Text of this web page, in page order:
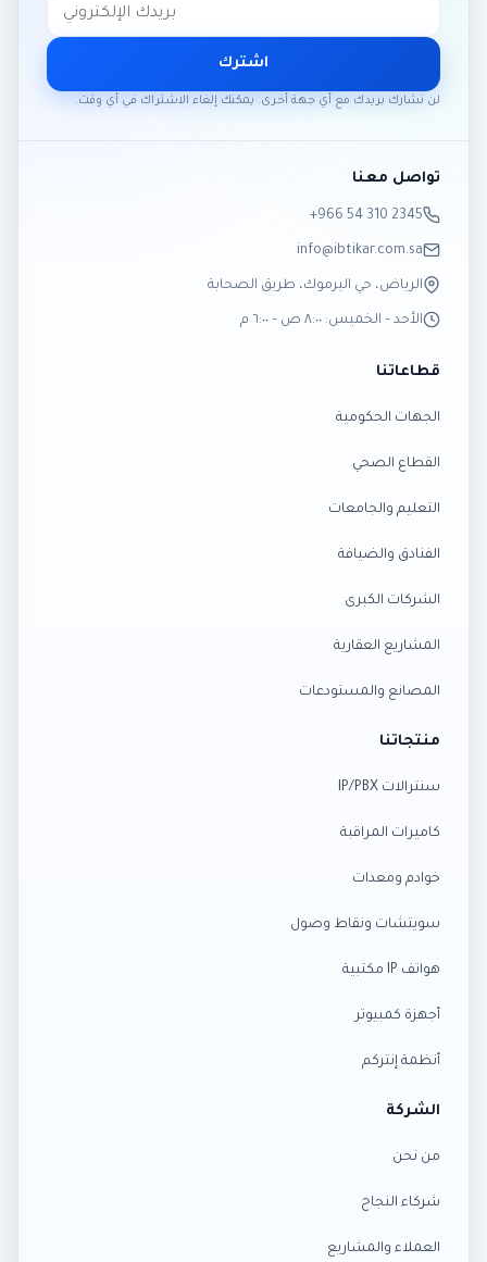
اشترك
لن نشارك بريدك مع أي جهة أخرى. يمكنك إلغاء الاشتراك في أي وقت.
تواصل معنا
‎+966 54 310 2345
info@ibtikar.com.sa
الرياض، حي اليرموك، طريق الصحابة
الأحد – الخميس: ٨:٠٠ ص – ٦:٠٠ م
قطاعاتنا
الجهات الحكومية
القطاع الصحي
التعليم والجامعات
الفنادق والضيافة
الشركات الكبرى
المشاريع العقارية
المصانع والمستودعات
منتجاتنا
سنترالات IP/PBX
كاميرات المراقبة
خوادم ومعدات
سويتشات ونقاط وصول
هواتف IP مكتبية
أجهزة كمبيوتر
أنظمة إنتركم
الشركة
من نحن
شركاء النجاح
العملاء والمشاريع